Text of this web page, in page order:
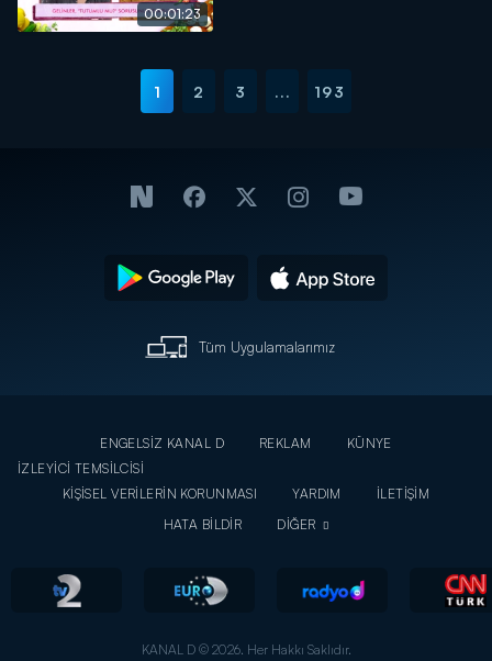
00:01:23
1 2 3 ... 193
Tüm Uygulamalarımız
ENGELSİZ KANAL D REKLAM
KÜNYE
İZLEYİCİ TEMSİLCİSİ
KİŞİSEL VERİLERİN KORUNMASI
YARDIM
İLETİŞİM
HATA BİLDİR
DİĞER
KANAL D © 2026. Her Hakkı Saklıdır.